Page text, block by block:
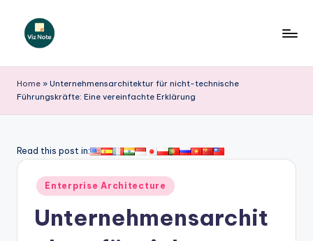
iz
N
t
Home » Unternehmensarchitektur für nicht-technische
Führungskräfte: Eine vereinfachte Erklärung
Read this post in:
Posted
in
Enterprise Architecture
Unternehmensarchit